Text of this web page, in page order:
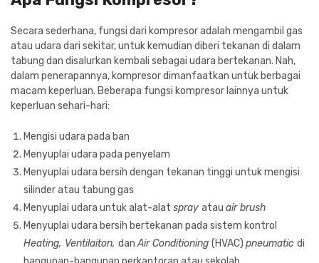
Secara sederhana, fungsi dari kompresor adalah mengambil gas
atau udara dari sekitar, untuk kemudian diberi tekanan di dalam
tabung dan disalurkan kembali sebagai udara bertekanan. Nah,
dalam penerapannya, kompresor dimanfaatkan untuk berbagai
macam keperluan. Beberapa fungsi kompresor lainnya untuk
keperluan sehari-hari:
Mengisi udara pada ban
Menyuplai udara pada penyelam
Menyuplai udara bersih dengan tekanan tinggi untuk mengisi
silinder atau tabung gas
Menyuplai udara untuk alat-alat spray atau air brush
Menyuplai udara bersih bertekanan pada sistem kontrol
Heating, Ventilaiton, danAir Conditioning (HVAC) pneumatic di